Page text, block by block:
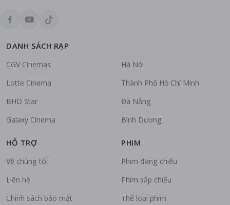
DANH SÁCH RẠP
CGV Cinemas
Lotte Cinema
BHD Star
Galaxy Cinema
Hà Nội
Thành Phố Hồ Chí Minh
Đà Nẵng
Bình Dương
HỖ TRỢ
Về chúng tôi
Liên hệ
Chính sách bảo mật
PHIM
Phim đang chiếu
Phim sắp chiếu
Thể loại phim